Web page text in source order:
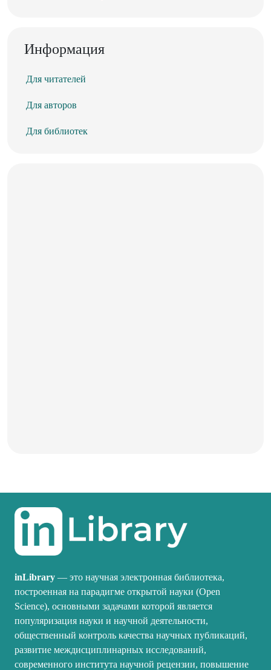
Информация
Для читателей
Для авторов
Для библиотек
inLibrary — это научная электронная библиотека,
построенная на парадигме открытой науки (Open
Science), основными задачами которой является
популяризация науки и научной деятельности,
общественный контроль качества научных публикаций,
развитие междисциплинарных исследований,
современного института научной рецензии, повышение